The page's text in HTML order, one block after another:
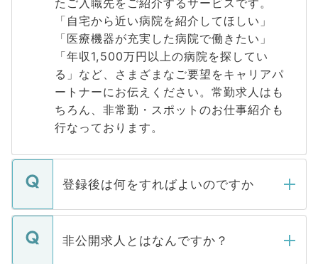
「自宅から近い病院を紹介してほしい」
「医療機器が充実した病院で働きたい」
「年収1,500万円以上の病院を探してい
る」など、さまざまなご要望をキャリアパ
ートナーにお伝えください。常勤求人はも
ちろん、非常勤・スポットのお仕事紹介も
行なっております。
登録後は何をすればよいのですか
ご登録いただきましたら、弊社担当者がご
登録内容を確認し、その後メールもしくは
非公開求人とはなんですか？